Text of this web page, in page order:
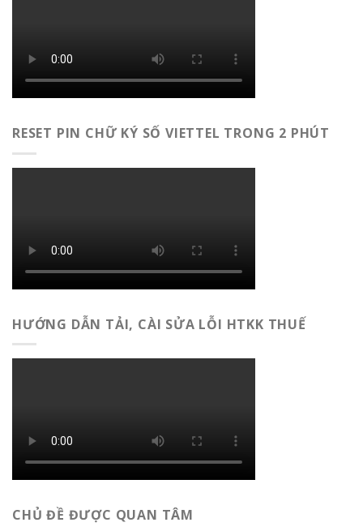
RESET PIN CHỮ KÝ SỐ VIETTEL TRONG 2 PHÚT
HƯỚNG DẪN TẢI, CÀI SỬA LỖI HTKK THUẾ
CHỦ ĐỀ ĐƯỢC QUAN TÂM